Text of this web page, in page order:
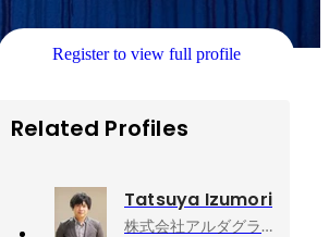
Register to view full profile
Related Profiles
Tatsuya Izumori
株式会社アルダグラム, エンジニアリングマネージャー